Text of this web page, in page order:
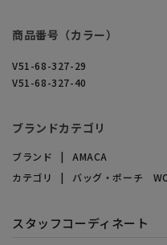
商品番号（カラー）
V51-68-327-29
V51-68-327-40
ブランドカテゴリ
ブランド
AMACA
カテゴリ
バッグ・ポーチ
スタッフコーディネート